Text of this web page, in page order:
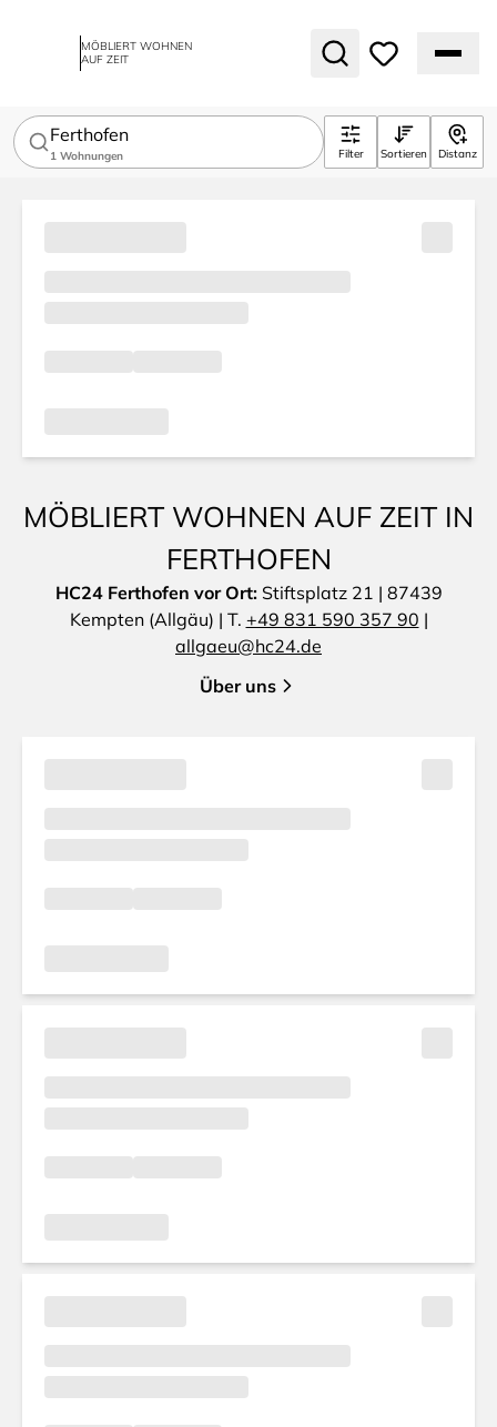
MÖBLIERT WOHNEN
AUF ZEIT
Ferthofen
1 Wohnungen Filter Sortieren Distanz
MÖBLIERT WOHNEN AUF ZEIT IN
FERTHOFEN
HC24 Ferthofen vor Ort: Stiftsplatz 21 | 87439
Kempten (Allgäu) | T. +49 831 590 357 90 |
allgaeu@hc24.de
Über uns